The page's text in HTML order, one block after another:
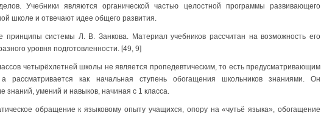
Учебники являются органической частью целостной программы развивающего
школе и отвечают идее общего развития.
принципы системы Л. В. Занкова. Материал учебников рассчитан на возможность его
уровня подготовленности. [49, 9]
четырёхлетней школы не является пропедевтическим, то есть предусматривающим
рассматривается как начальная ступень обогащения школьников знаниями. Он
знаний, умений и навыков, начиная с 1 класса.
обращение к языковому опыту учащихся, опору на «чутьё языка», обогащение